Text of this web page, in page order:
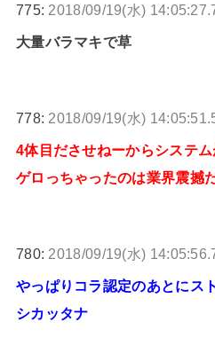
775: 2018/09/19(水)
大量バラマキで草
778: 2018/09/19(水)
4体目ださせねーからシステ
ゲロっちゃったのは業界震撼
780: 2018/09/19(水)
やっぱりコラ認定のあとにス
シカッタナ